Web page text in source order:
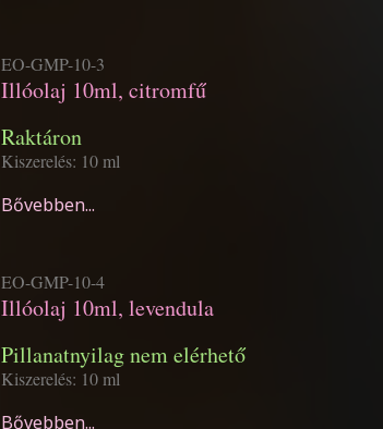
EO-GMP-10-3
Illóolaj 10ml, citromfű
Raktáron
Kiszerelés: 10 ml
Bővebben...
EO-GMP-10-4
Illóolaj 10ml, levendula
Pillanatnyilag nem elérhető
Kiszerelés: 10 ml
Bővebben...